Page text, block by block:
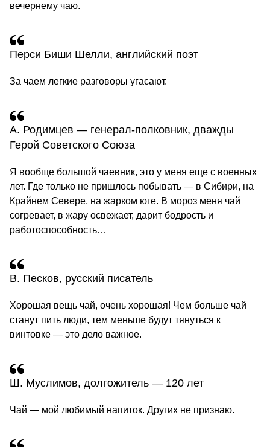
вечернему чаю.
Перси Биши Шелли, английский поэт
За чаем легкие разговоры угасают.
А. Родимцев — генерал‐полковник, дважды
Герой Советского Союза
Я вообще большой чаевник, это у меня еще с военных
лет. Где только не пришлось побывать — в Сибири, на
Крайнем Севере, на жарком юге. В мороз меня чай
согревает, в жару освежает, дарит бодрость и
работоспособность…
В. Песков, русский писатель
Хорошая вещь чай, очень хорошая! Чем больше чай
станут пить люди, тем меньше будут тянуться к
винтовке — это дело важное.
Ш. Муслимов, долгожитель — 120 лет
Чай — мой любимый напиток. Других не признаю.